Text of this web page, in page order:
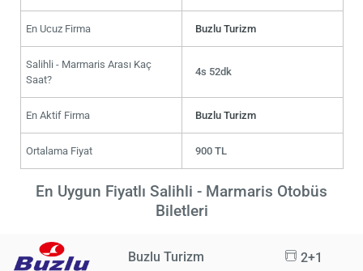
En Ucuz Firma Buzlu Turizm
Salihli - Marmaris Arası Kaç
Saat?
4s 52dk
En Aktif Firma Buzlu Turizm
Ortalama Fiyat 900 TL
En Uygun Fiyatlı Salihli - Marmaris Otobüs
Biletleri
Buzlu Turizm 2+1